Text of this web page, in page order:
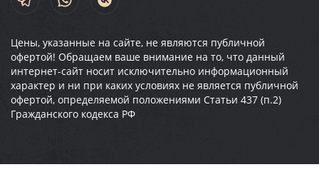
Цены, указанные на сайте, не являются публичной
офертой! Обращаем ваше внимание на то, что данный
интернет-сайт носит исключительно информационный
характер и ни при каких условиях не является публичной
офертой, определяемой положениями Статьи 437 (п.2)
Гражданского кодекса РФ